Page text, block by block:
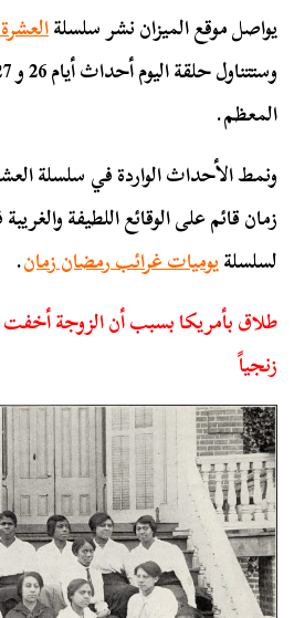
يواصل موقع الميزان نشر سلسلة
المعظم.
ونمط الأحداث الواردة في سلسلة
زمان قائم على الوقائع اللطيفة
لسلسلةيوميات غرائب رمضان زمان.
طلاق بأمريكا بسبب أن الزوجة
زنجياً